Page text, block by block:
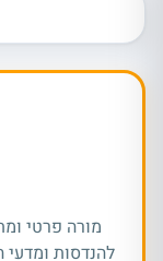
מורה פרטי